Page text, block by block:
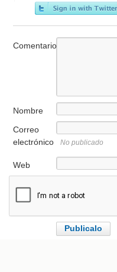
Comentario
Nombre
Correo
electrónico
No publicado
Web